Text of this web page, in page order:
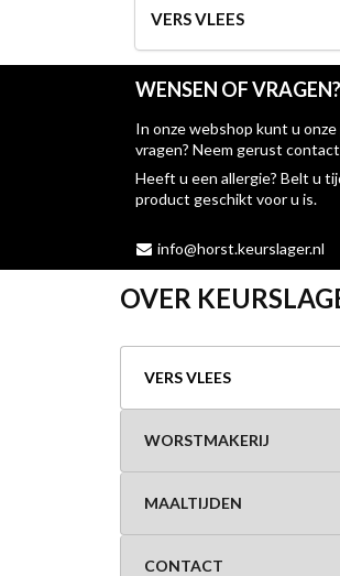
VERS VLEES
WENSEN OF VRAGEN?
In onze webshop kunt u
vragen? Neem gerust
Heeft u een allergie? Belt u
product geschikt voor u is.
info@horst.keurslager.nl
OVER
VERS VLEES
WORSTMAKERIJ
MAALTIJDEN
CONTACT